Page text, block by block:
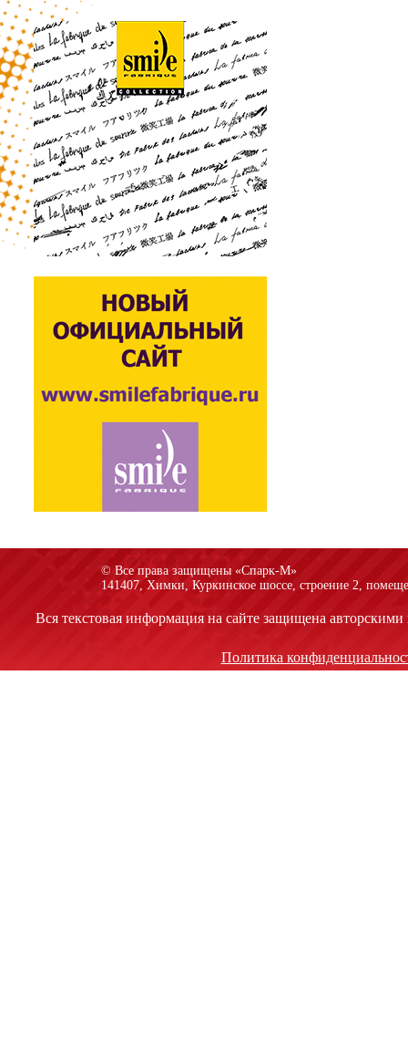
© Все права защищены «Спарк-M»
141407, Химки, Куркинское шоссе, строение 2,
Вся текстовая информация на сайте защищена
Политика